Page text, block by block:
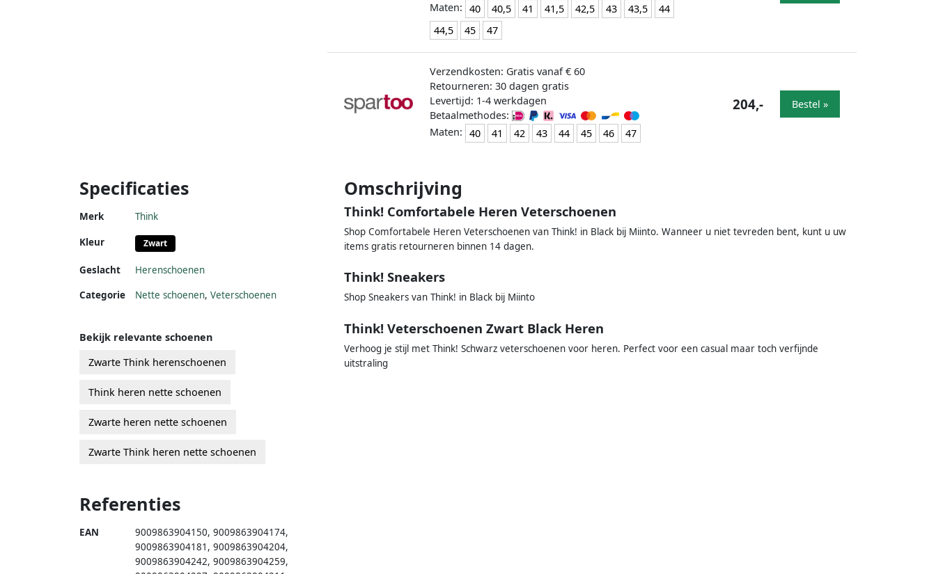
Maten: 40 40,5 41 41,5 42,5 43 43,5
44
44,5
45 47
Verzendkosten: Gratis vanaf € 60
Retourneren: 30 dagen gratis
Levertijd: 1-4 werkdagen
Betaalmethodes:
Maten: 40 41 42 43 44 45 46 47
204,- Bestel »
Specificaties
Merk Think
Kleur Zwart
Geslacht
Herenschoenen
Categorie
Nette schoenen, Veterschoenen
Omschrijving
Think! Comfortabele Heren Veterschoenen
Shop Comfortabele Heren Veterschoenen van Think! in Black bij Miinto. Wanneer u niet tevreden bent, kunt u uw
items gratis retourneren binnen 14 dagen.
Think! Sneakers
Shop Sneakers van Think! in Black bij Miinto
Think! Veterschoenen Zwart Black Heren
Verhoog je stijl met Think! Schwarz veterschoenen voor heren. Perfect voor een casual maar toch verfijnde
uitstraling
Bekijk relevante schoenen
Zwarte Think herenschoenen
Think heren nette schoenen
Zwarte heren nette schoenen
Zwarte Think heren nette schoenen
Referenties
EAN 9009863904150, 9009863904174,
9009863904181 , 9009863904204,
9009863904242, 9009863904259,